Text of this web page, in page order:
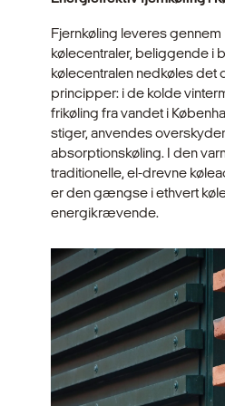
Fjernkøling leveres
kølecentraler, beliggende i
kølecentralen nedkøles det
principper: i de kolde
frikøling fra vandet i
stiger, anvendes
absorptionskøling. I den
traditionelle, el-drevne
er den gængse i ethvert
energikrævende.